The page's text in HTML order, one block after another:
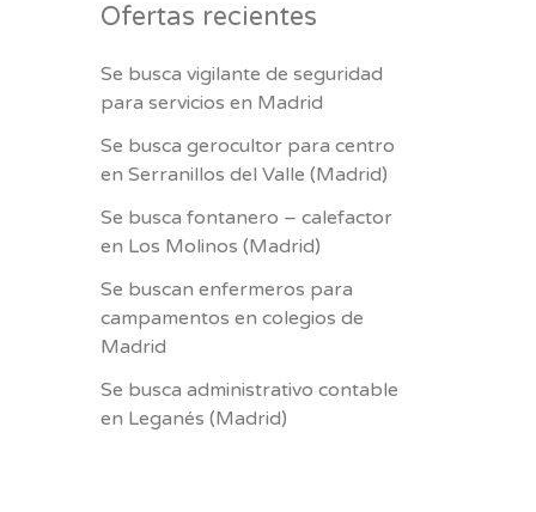
Ofertas recientes
Se busca vigilante de seguridad
para servicios en Madrid
Se busca gerocultor para centro
en Serranillos del Valle (Madrid)
Se busca fontanero – calefactor
en Los Molinos (Madrid)
Se buscan enfermeros para
campamentos en colegios de
Madrid
Se busca administrativo contable
en Leganés (Madrid)